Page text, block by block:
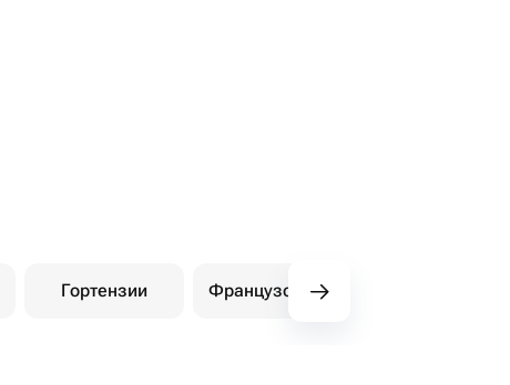
Гортензии Французские розы